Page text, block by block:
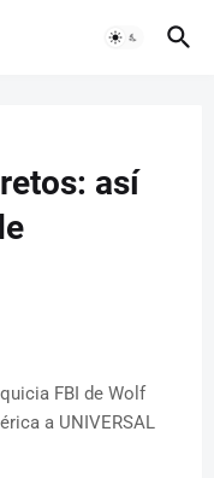
así
FBI de Wolf
a UNIVERSAL